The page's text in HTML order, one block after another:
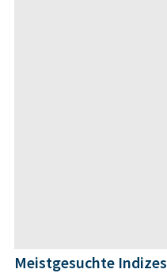
Meistgesuchte Indizes